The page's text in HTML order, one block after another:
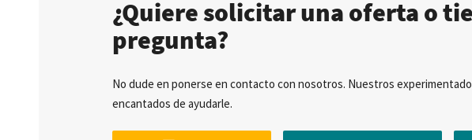
¿Quiere solicitar una oferta o
pregunta?
No dude en ponerse en contacto con nosotros. Nuestros
encantados de ayudarle.